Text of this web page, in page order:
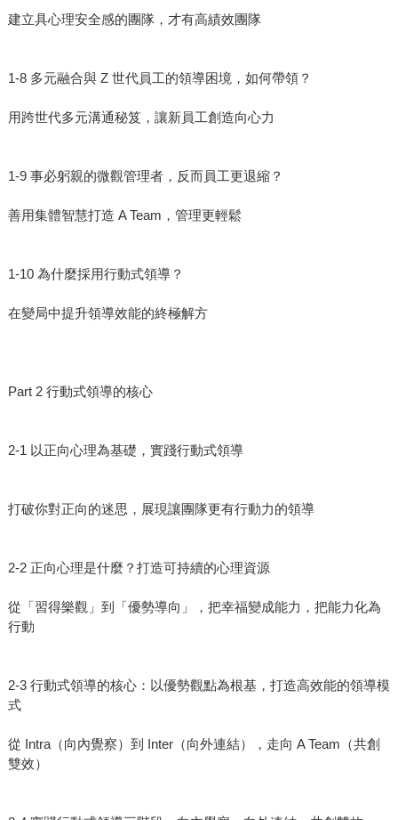
建立具心理安全感的團隊，才有高績效團隊
1-8 多元融合與 Z 世代員工的領導困境，如何帶領？
用跨世代多元溝通秘笈，讓新員工創造向心力
1-9 事必躬親的微觀管理者，反而員工更退縮？
善用集體智慧打造 A Team，管理更輕鬆
1-10 為什麼採用行動式領導？
在變局中提升領導效能的終極解方
Part 2 行動式領導的核心
2-1 以正向心理為基礎，實踐行動式領導
打破你對正向的迷思，展現讓團隊更有行動力的領導
2-2 正向心理是什麼？打造可持續的心理資源
從「習得樂觀」到「優勢導向」，把幸福變成能力，把能力化為
行動
2-3 行動式領導的核心：以優勢觀點為根基，打造高效能的領導模
式
從 Intra（向內覺察）到 Inter（向外連結），走向 A Team（共創
雙效）